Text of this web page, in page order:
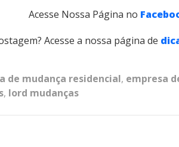
Acesse Nossa Página no
Acesse a nossa página de
de mudança residencial, empresa
, lord mudanças